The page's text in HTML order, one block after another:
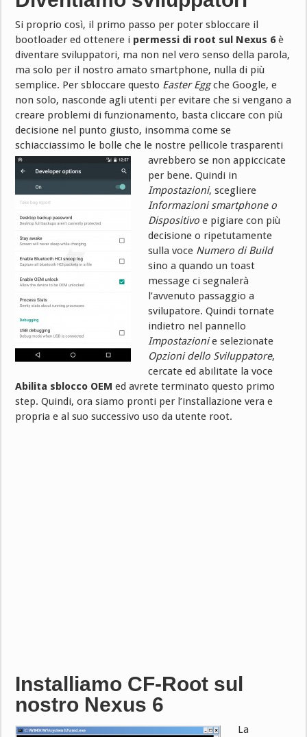
Si proprio così, il primo passo per poter sbloccare il
bootloader ed ottenere i permessi di root sul Nexus 6è
diventare sviluppatori, ma non nel vero senso della parola,
ma solo per il nostro amato smartphone, nulla di più
semplice. Per sbloccare questo Easter Eggche Google, e
non solo, nasconde agli utenti per evitare che si vengano a
creare problemi di funzionamento, basta cliccare con più
decisione nel punto giusto, insomma come se
schiacciassimo le bolle che le nostre pellicole trasparenti
avrebbero se non appiccicate
per bene. Quindi in
Impostazioni, scegliere
Informazioni smartphone o
Dispositivo e pigiare con più
decisione o ripetutamente
sulla voce Numero di Build
sino a quando un toast
message ci segnalerà
l’avvenuto passaggio a
svilupatore. Quindi tornate
indietro nel pannello
Impostazionie selezionate
Opzioni dello Sviluppatore,
cercate ed abilitate la voce
Abilita sblocco OEM ed avrete terminato questo primo
step. Quindi, ora siamo pronti per l’installazione vera e
propria e al suo successivo uso da utente root.
Installiamo CF-Root sul
nostro Nexus 6
La